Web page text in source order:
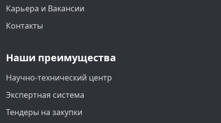
Карьера и Вакансии
Контакты
Наши преимущества
Научно-технический центр
Экспертная система
Тендеры на закупки